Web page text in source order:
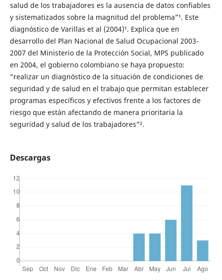
salud de los trabajadores es la ausencia de datos confiables
y sistematizados sobre la magnitud del problema”¹. Este
diagnóstico de Varillas et al (2004)¹. Explica que en
desarrollo del Plan Nacional de Salud Ocupacional 2003-
2007 del Ministerio de la Protección Social, MPS publicado
en 2004, el gobierno colombiano se haya propuesto:
“realizar un diagnóstico de la situación de condiciones de
seguridad y de salud en el trabajo que permitan establecer
programas específicos y efectivos frente a los factores de
riesgo que están afectando de manera prioritaria la
seguridad y salud de los trabajadores”².
Descargas